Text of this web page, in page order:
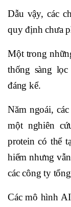
Dẫu vậy, các
quy định chưa
Một trong
thống sàng
đáng kể.
Năm ngoái,
một nghiên
protein có thể
hiểm nhưng
các công ty
Các mô hình